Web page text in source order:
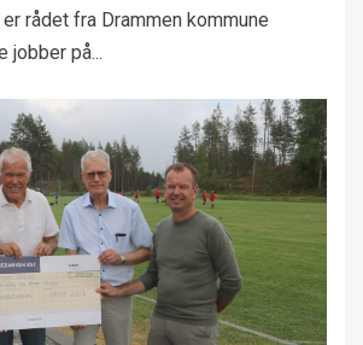
rådet fra Drammen kommune
jobber på...